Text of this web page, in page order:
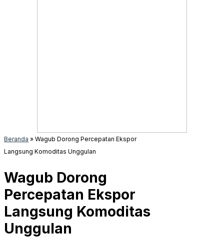
Beranda » Wagub Dorong Percepatan Ekspor
Langsung Komoditas Unggulan
Wagub Dorong
Percepatan Ekspor
Langsung Komoditas
Unggulan